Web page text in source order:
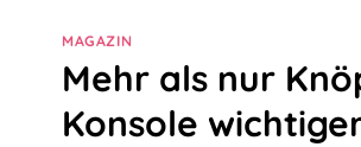
MAGAZIN
Mehr als nur
Konsole